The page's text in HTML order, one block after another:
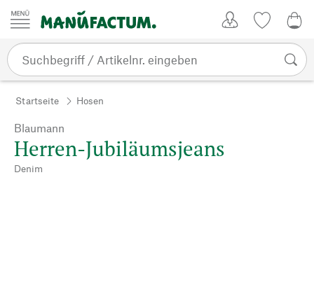
Zum Inhalt springen
Startseite Hosen
Blaumann
Herren-Jubiläumsjeans
Denim